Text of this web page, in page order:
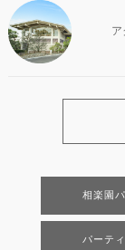
ア
相楽園
パーテ